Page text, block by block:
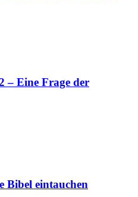
– Eine Frage der
Bibel eintauchen